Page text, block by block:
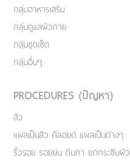
กลุ่มอาหารเสริม
กลุ่มดูแลผิวกาย
กลุ่มชุดเซ็ต
กลุ่มอื่นๆ
PROCEDURES (ปัญหา)
สิว
แผลเป็นสิว คีลอยด์ แผลเป็นต่างๆ
ริ้วรอย รอยย่น ตีนกา ยกกระชับผิว